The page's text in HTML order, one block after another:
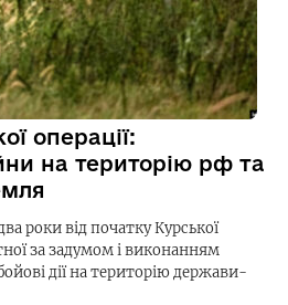
операції:
на територію рф та
роки від початку Курської
за задумом і виконанням
дії на територію держави-